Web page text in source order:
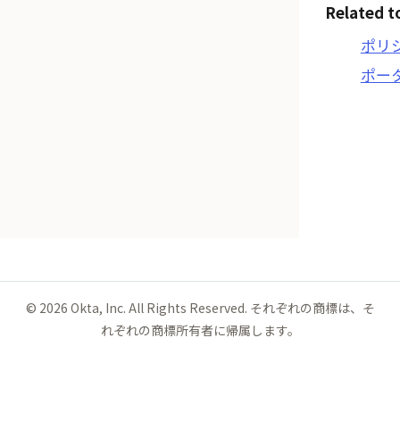
Related
ポリ
ポー
© 2026 Okta, Inc. All Rights Reserved. それぞれの商標は、そ
れぞれの商標所有者に帰属します。